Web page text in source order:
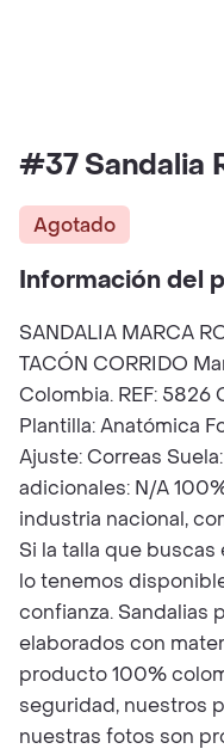
#37 Sandalia
Agotado
Información del
SANDALIA MARCA
TACÓN CORRIDO
Colombia. REF: 5826
Plantilla: Anatómica
Ajuste: Correas
adicionales: N/A
industria nacional,
Si la talla que
lo tenemos
confianza. Sandalias
elaborados con
producto 100%
seguridad, nuestros
nuestras fotos son